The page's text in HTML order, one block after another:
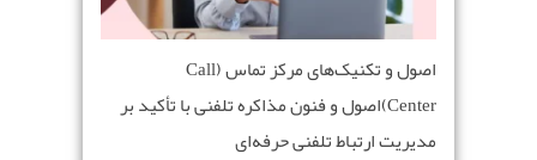
اصول و تکنیک‌های مرکز تماس (Call
Center)اصول و فنون مذاکره تلفنی با تأکید بر
مدیریت ارتباط تلفنی حرفه‌ای